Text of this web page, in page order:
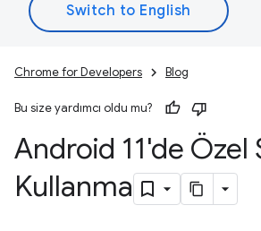
Chrome for Developers Blog
Bu size yardımcı oldu mu?
Android 11'de Özel
Kullanma